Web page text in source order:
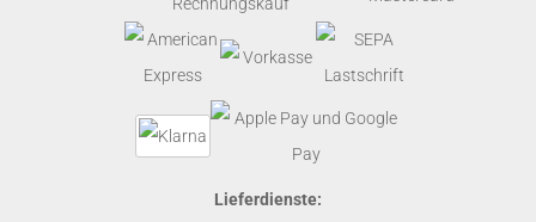
Lieferdienste: